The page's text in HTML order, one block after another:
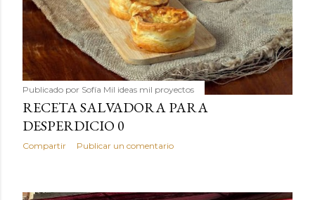
Publicado por Sofía Mil ideas mil proyectos
RECETA SALVADORA PARA
DESPERDICIO 0
Compartir Publicar un comentario